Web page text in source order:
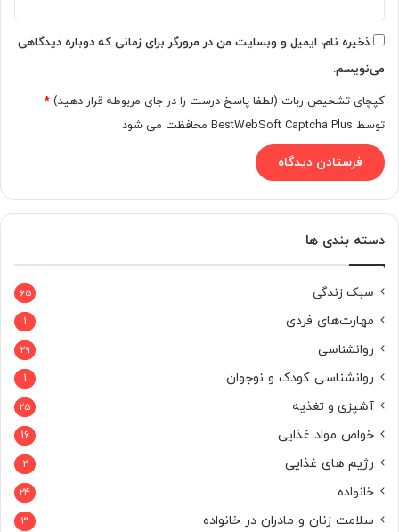
ذخیره نام، ایمیل و وبسایت من در مرورگر برای زمانی که دوباره دیدگاهی
می‌نویسم.
کپچای تشخیص ربات (لطفا پاسخ درست را در جای مربوطه قرار دهید) *
توسط BestWebSoft Captcha Plus محافظت می شود
دسته بندی ها
سبک زندگی 65
مهارت‌های فردی 1
روانشناسی 29
روانشناسی کودک و نوجوان 1
آشپزی و تغذیه 25
خواص مواد غذایی 16
رژیم های غذایی 2
خانواده 24
سلامت زنان و مادران در خانواده 3